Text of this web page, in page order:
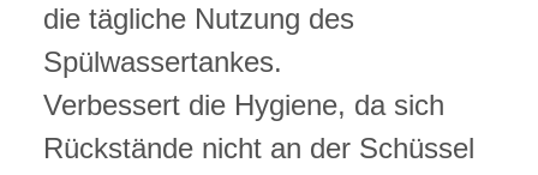
die tägliche Nutzung des
Spülwassertankes.
Verbessert die Hygiene, da sich
Rückstände nicht an der Schüssel